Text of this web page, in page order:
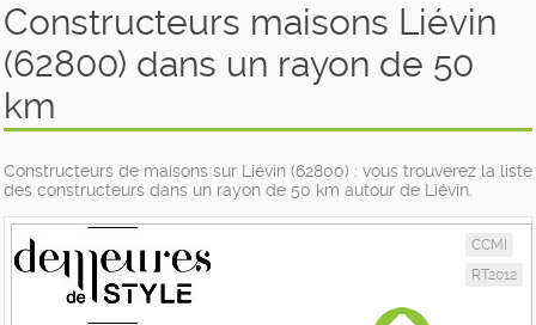
Constructeurs maisons Liévin
(62800) dans un rayon de 50
km
Constructeurs de maisons sur Liévin (62800) : vous trouverez la liste
des constructeurs dans un rayon de 50 km autour de Liévin.
CCMI
RT2012